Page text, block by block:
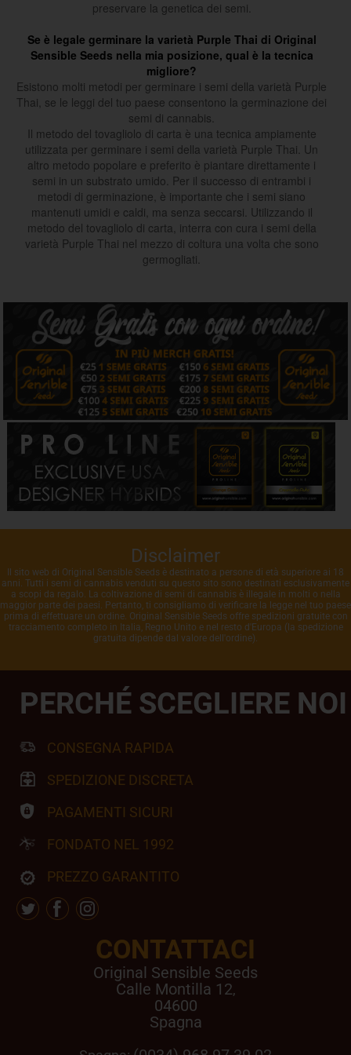
preservare la genetica dei semi.
Se è legale germinare la varietà Purple Thai di Original
Sensible Seeds nella mia posizione, qual è la tecnica
migliore?
Esistono molti metodi per germinare i semi della varietà Purple
Thai, se le leggi del tuo paese consentono la germinazione dei
semi di cannabis.
Il metodo del tovagliolo di carta è una tecnica ampiamente
utilizzata per germinare i semi della varietà Purple Thai. Un
altro metodo popolare e preferito è piantare direttamente i
semi in un substrato umido. Per il successo di entrambi i
metodi di germinazione, è importante che i semi siano
mantenuti umidi e caldi, ma senza seccarsi. Utilizzando il
metodo del tovagliolo di carta, interra con cura i semi della
varietà Purple Thai nel mezzo di coltura una volta che sono
germogliati.
Disclaimer
Il sito web di Original Sensible Seeds è destinato a persone di età superiore ai 18
anni. Tutti i semi di cannabis venduti su questo sito sono destinati esclusivamente
a scopi da regalo. La coltivazione di semi di cannabis è illegale in molti o nella
maggior parte dei paesi. Pertanto, ti consigliamo di verificare la legge nel tuo paese
prima di effettuare un ordine. Original Sensible Seeds offre spedizioni gratuite con
tracciamento completo in Italia, Regno Unito e nel resto d'Europa (la spedizione
gratuita dipende dal valore dell'ordine).
CONTATTACI
Original Sensible Seeds
Calle Montilla 12,
04600
Spagna
PERCHÉ SCEGLIERE NOI
CONSEGNA RAPIDA
SPEDIZIONE DISCRETA
PAGAMENTI SICURI
FONDATO NEL 1992
PREZZO GARANTITO